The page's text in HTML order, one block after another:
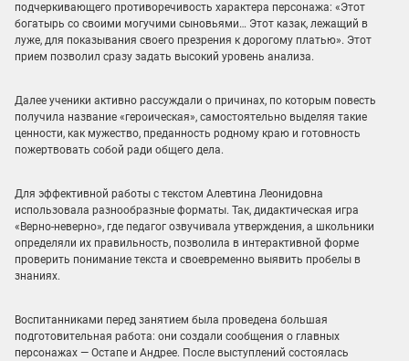
подчеркивающего противоречивость характера персонажа: «Этот
богатырь со своими могучими сыновьями… Этот казак, лежащий в
луже, для показывания своего презрения к дорогому платью». Этот
прием позволил сразу задать высокий уровень анализа.
️Далее ученики активно рассуждали о причинах, по которым повесть
получила название «героическая», самостоятельно выделяя такие
ценности, как мужество, преданность родному краю и готовность
пожертвовать собой ради общего дела.
Для эффективной работы с текстом Алевтина Леонидовна
использовала разнообразные форматы. Так, дидактическая игра
«Верно-неверно», где педагог озвучивала утверждения, а школьники
определяли их правильность, позволила в интерактивной форме
проверить понимание текста и своевременно выявить пробелы в
знаниях.
Воспитанниками перед занятием была проведена большая
подготовительная работа: они создали сообщения о главных
персонажах — Остапе и Андрее. После выступлений состоялась